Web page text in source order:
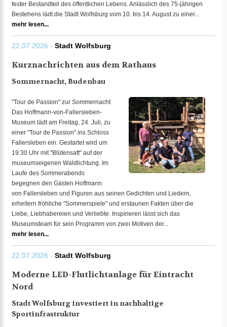
fester Bestandteil des öffentlichen Lebens. Anlässlich des 75-jährigen
Bestehens lädt die Stadt Wolfsburg vom 10. bis 14. August zu einer...
mehr lesen...
22.07.2026 - Stadt Wolfsburg
Kurznachrichten aus dem Rathaus
Sommernacht, Budenbau
"Tour de Passion" zur Sommernacht
Das Hoffmann-von-Fallersleben-
Museum lädt am Freitag, 24. Juli, zu
einer "Tour de Passion" ins Schloss
Fallersleben ein. Gestartet wird um
19:30 Uhr mit "Blütensaft" auf der
museumseigenen Waldlichtung. Im
Laufe des Sommerabends
begegnen den Gästen Hoffmann
von Fallersleben und Figuren aus seinen Gedichten und Liedern,
erheitern fröhliche "Sommerspiele" und erstaunen Fakten über die
Liebe, Liebhabereien und Verliebte. Inspirieren lässt sich das
Museumsteam für sein Programm von zwei Motiven der...
mehr lesen...
22.07.2026 - Stadt Wolfsburg
Moderne LED-Flutlichtanlage für Eintracht
Nord
Stadt Wolfsburg investiert in nachhaltige
Sportinfrastruktur